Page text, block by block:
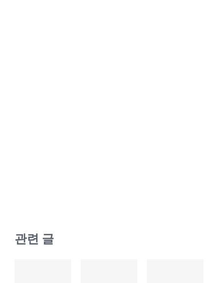
관련 글